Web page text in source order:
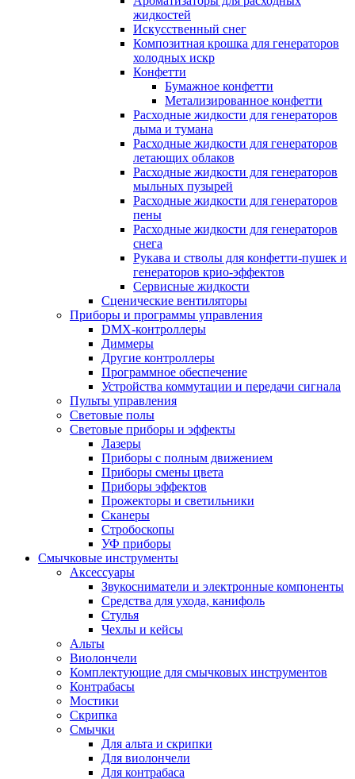
жидкостей
Искусственный снег
Композитная крошка для генераторов
холодных искр
Конфетти
Бумажное конфетти
Метализированное конфетти
Расходные жидкости для генераторов
дыма и тумана
Расходные жидкости для генераторов
летающих облаков
Расходные жидкости для генераторов
мыльных пузырей
Расходные жидкости для генераторов
пены
Расходные жидкости для генераторов
снега
Рукава и стволы для конфетти-пушек и
генераторов крио-эффектов
Сервисные жидкости
Сценические вентиляторы
Приборы и программы управления
DMX-контроллеры
Диммеры
Другие контроллеры
Программное обеспечение
Устройства коммутации и передачи сигнала
Пульты управления
Световые полы
Световые приборы и эффекты
Лазеры
Приборы с полным движением
Приборы смены цвета
Приборы эффектов
Прожекторы и светильники
Сканеры
Стробоскопы
УФ приборы
Смычковые инструменты
Аксессуары
Звукосниматели и электронные компоненты
Средства для ухода, канифоль
Стулья
Чехлы и кейсы
Альты
Виолончели
Комплектующие для смычковых инструментов
Контрабасы
Мостики
Скрипка
Смычки
Для альта и скрипки
Для виолончели
Для контрабаса